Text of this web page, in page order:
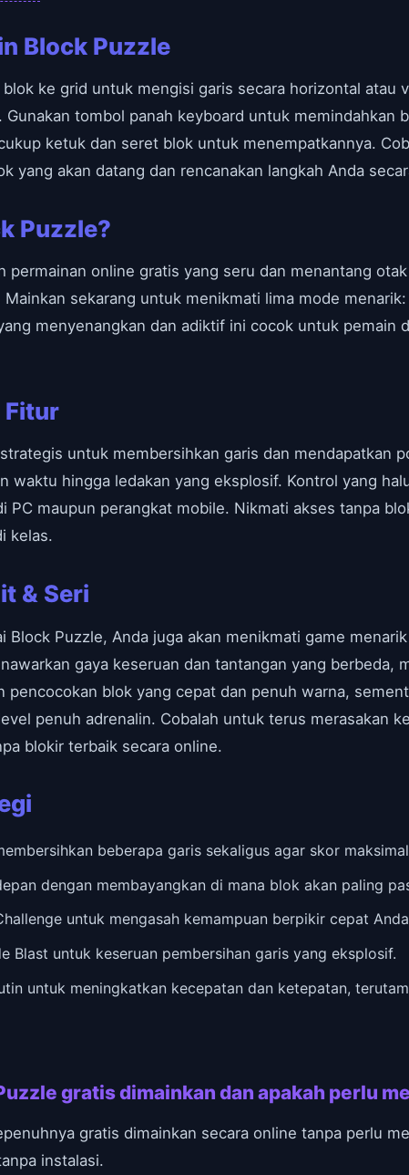
Block Puzzle
ke grid untuk mengisi garis secara horizontal atau
Gunakan tombol panah keyboard untuk memindahkan
ketuk dan seret blok untuk menempatkannya.
yang akan datang dan rencanakan langkah Anda
Puzzle?
permainan online gratis yang seru dan menantang
sekarang untuk menikmati lima mode
menyenangkan dan adiktif ini cocok untuk pemain
Fitur
untuk membersihkan garis dan mendapatkan
waktu hingga ledakan yang eksplosif. Kontrol yang
PC maupun perangkat mobile. Nikmati akses tanpa
kelas.
& Seri
Block Puzzle, Anda juga akan menikmati game
gaya keseruan dan tantangan yang berbeda,
pencocokan blok yang cepat dan penuh warna,
penuh adrenalin. Cobalah untuk terus merasakan
blokir terbaik secara online.
beberapa garis sekaligus agar skor
dengan membayangkan di mana blok akan paling
untuk mengasah kemampuan berpikir cepat
Blast untuk keseruan pembersihan garis yang eksplosif.
untuk meningkatkan kecepatan dan ketepatan,
gratis dimainkan dan apakah perlu
gratis dimainkan secara online tanpa perlu
instalasi.